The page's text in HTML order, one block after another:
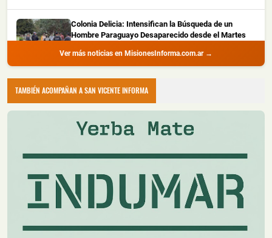
Colonia Delicia: Intensifican la Búsqueda de un
Hombre Paraguayo Desaparecido desde el Martes
📅 8 ago 2026
La Policía de Misiones lleva adelante un amplio
Choque Entre dos Autos en Oberá dejó Daños
📅 8 ago 2026
Oberá dejó como saldo ún...
Desarticularon un Presunto Narcoquiosco en
Posadas y Demoraron a Cuatro Personas
La Policía desarticuló el viernes por la tarde un presunto
Ver más noticias en MisionesInforma.com.ar →
TAMBIÉN ACOMPAÑAN A SAN VICENTE INFORMA